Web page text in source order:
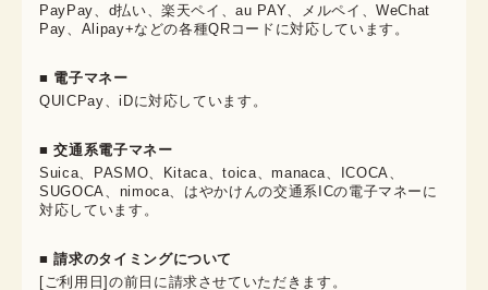
PayPay、d払い、楽天ペイ、au PAY、メルペイ、WeChat
Pay、Alipay+などの各種QRコードに対応しています。
■ 電子マネー
QUICPay、iDに対応しています。
■ 交通系電子マネー
Suica、PASMO、Kitaca、toica、manaca、ICOCA、
SUGOCA、nimoca、はやかけんの交通系ICの電子マネーに
対応しています。
■ 請求のタイミングについて
[ご利用日]の前日に請求させていただきます。